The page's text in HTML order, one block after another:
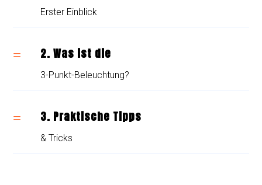
Erster Einblick
= 2. Was ist die
3-Punkt-Beleuchtung?
= 3. Praktische Tipps
& Tricks